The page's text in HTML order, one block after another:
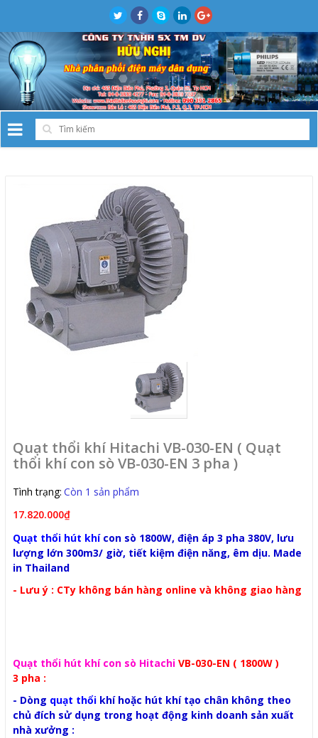
Quạt thổi khí Hitachi VB-030-EN ( Quạt
thổi khí con sò VB-030-EN 3 pha )
Tình trạng: Còn 1 sản phẩm
17.820.000₫
Quạt thổi hút khícon sò 1800W, điện áp 3 pha 380V, lưu
lượng lớn 300m3/ giờ, tiết kiệm điện năng, êm dịu. Made
in Thailand
- Lưu ý : CTy không bán hàng online và không giao hàng
Quạt thổi hút khí con sò Hitachi VB-030-EN ( 1800W )
3 pha :
- Dòng quạt thổi khí hoặc hút khí tạo chân không theo
chủ đích sử dụng trong hoạt động kinh doanh sản xuất
nhà xưởng :